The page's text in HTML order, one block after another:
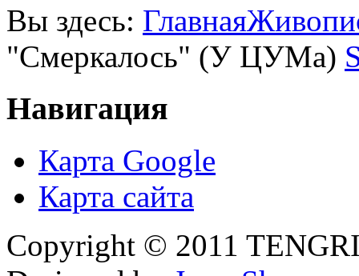
Вы здесь: Главная
"Смеркалось" (У ЦУМа)
Навигация
Карта Google
Карта сайта
Copyright © 2011